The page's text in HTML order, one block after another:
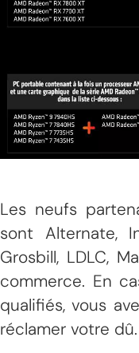
Les neufs
sont Alternate,
Grosbill, LDLC,
commerce. En
qualifiés, vous
réclamer votre dû.